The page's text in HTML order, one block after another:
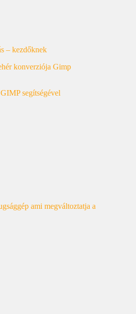
– kezdőknek
konverziója Gimp
segítségével
ami megváltoztatja a